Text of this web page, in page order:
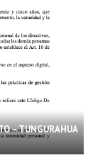
– TUNGURAHUA